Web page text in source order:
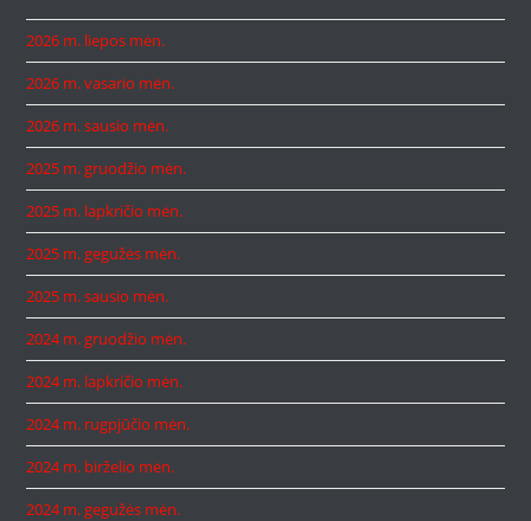
2026 m. liepos mėn.
2026 m. vasario mėn.
2026 m. sausio mėn.
2025 m. gruodžio mėn.
2025 m. lapkričio mėn.
2025 m. gegužės mėn.
2025 m. sausio mėn.
2024 m. gruodžio mėn.
2024 m. lapkričio mėn.
2024 m. rugpjūčio mėn.
2024 m. birželio mėn.
2024 m. gegužės mėn.